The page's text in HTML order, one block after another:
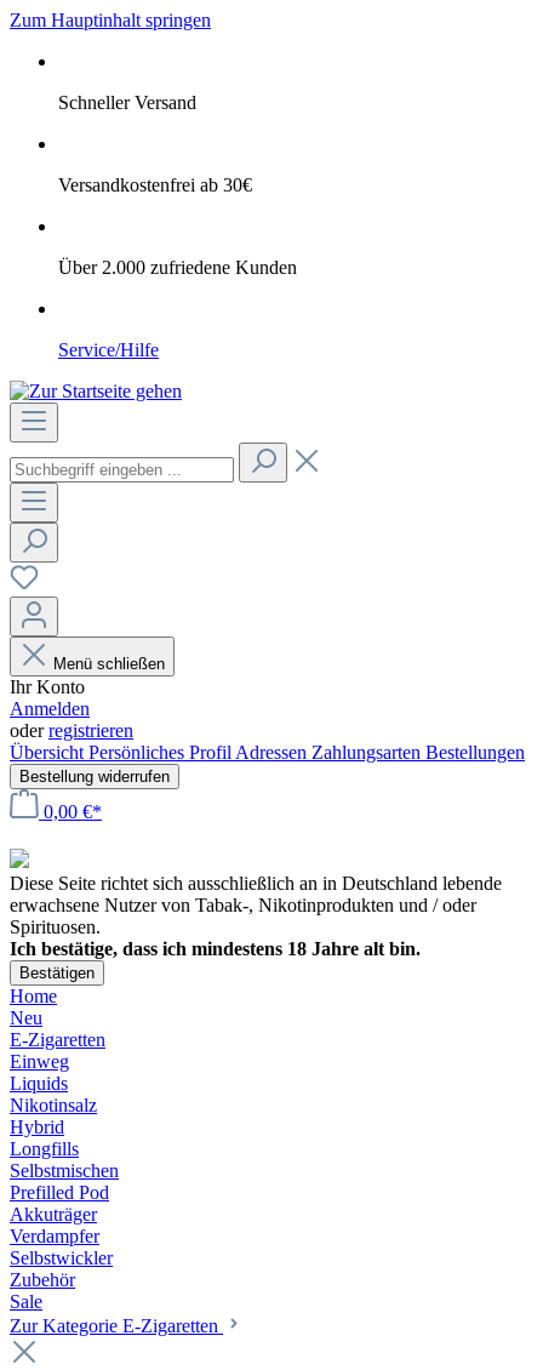
Zum Hauptinhalt springen
Schneller Versand
Versandkostenfrei ab 30€
Über 2.000 zufriedene Kunden
Service/Hilfe
Menü schließen
Ihr Konto
Anmelden
oderregistrieren
Übersicht Persönliches Profil Adressen Zahlungsarten Bestellungen
Bestellung widerrufen
0,00 €*
Diese Seite richtet sich ausschließlich an in Deutschland lebende
erwachsene Nutzer von Tabak-, Nikotinprodukten und / oder
Spirituosen.
Ich bestätige, dass ich mindestens 18 Jahre alt bin.
Bestätigen
Home
Neu
E-Zigaretten
Einweg
Liquids
Nikotinsalz
Hybrid
Longfills
Selbstmischen
Prefilled Pod
Akkuträger
Verdampfer
Selbstwickler
Zubehör
Sale
Zur Kategorie E-Zigaretten